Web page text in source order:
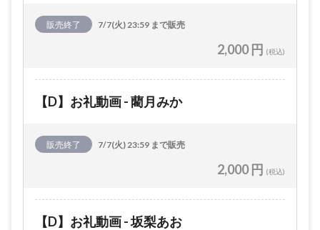
販売終了 7/7(火) 23:59 まで販売
2,000 円 (税込)
【D】お礼動画 - 藺月みか
販売終了 7/7(火) 23:59 まで販売
2,000 円 (税込)
【D】お礼動画 - 坂梨あお